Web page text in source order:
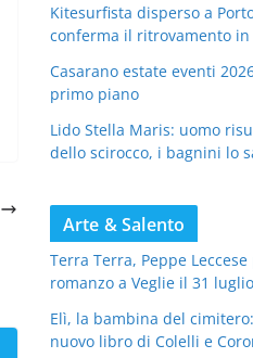
Kitesurfista disperso a
conferma il ritrovamento in
Casarano estate eventi
primo piano
Lido Stella Maris: uomo
dello scirocco, i bagnini lo
Arte & Salento
Terra Terra, Peppe
romanzo a Veglie il 31 luglio
Elì, la bambina del
nuovo libro di Colelli e